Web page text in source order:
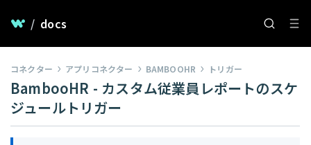
/ docs
コネクター アプリコネクター BAMBOOHR トリガー
BambooHR - カスタム従業員レポートのスケ
ジュールトリガー